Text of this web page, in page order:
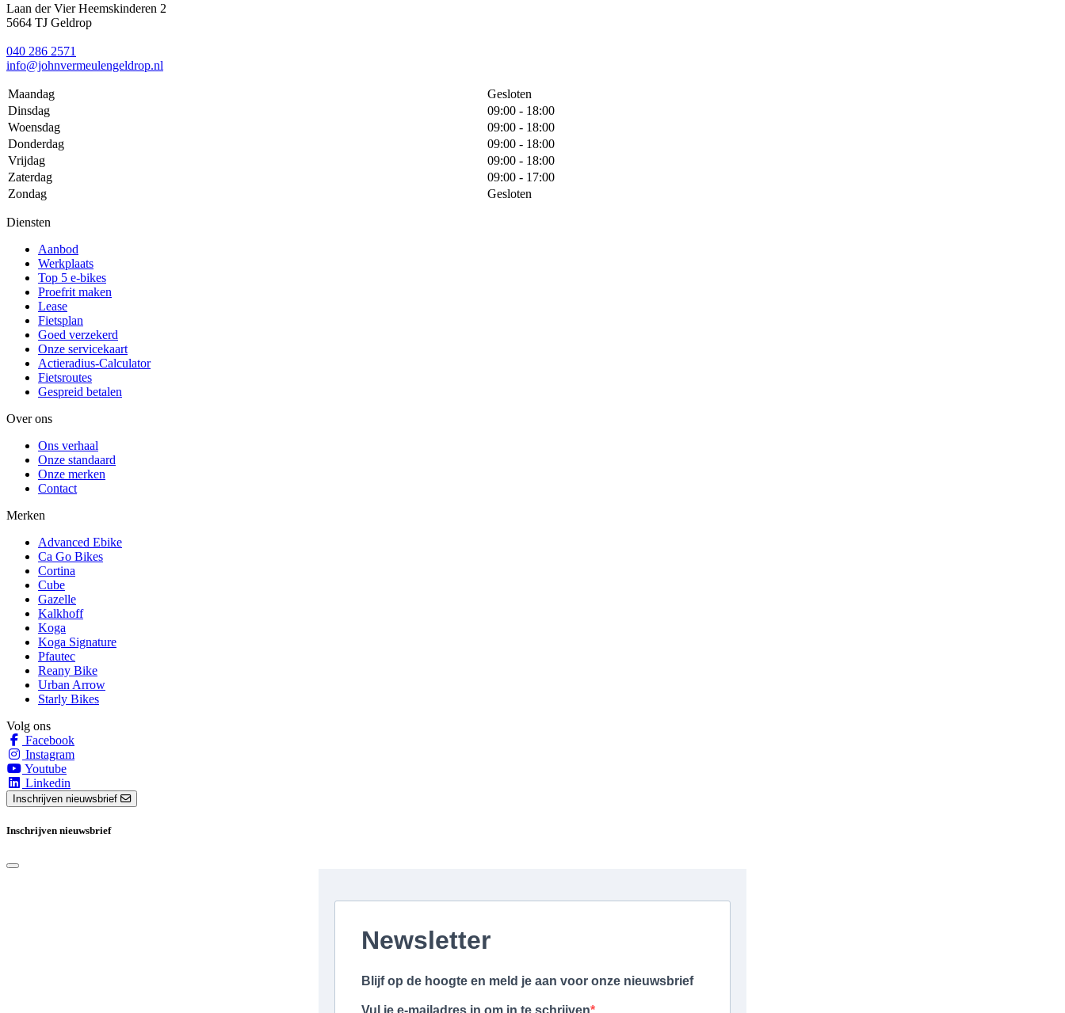
Laan der Vier Heemskinderen 2
5664 TJ Geldrop
040 286 2571
info@johnvermeulengeldrop.nl
Maandag
Gesloten
Dinsdag
09:00 - 18:00
Woensdag
09:00 - 18:00
Donderdag
09:00 - 18:00
Vrijdag
09:00 - 18:00
Zaterdag
09:00 - 17:00
Zondag
Gesloten
Diensten
Aanbod
Werkplaats
Top 5 e-bikes
Proefrit maken
Lease
Fietsplan
Goed verzekerd
Onze servicekaart
Actieradius-Calculator
Fietsroutes
Gespreid betalen
Over ons
Ons verhaal
Onze standaard
Onze merken
Contact
Merken
Advanced Ebike
Ca Go Bikes
Cortina
Cube
Gazelle
Kalkhoff
Koga
Koga Signature
Pfautec
Reany Bike
Urban Arrow
Starly Bikes
Volg ons
Facebook
Instagram
Youtube
Linkedin
Inschrijven nieuwsbrief
Inschrijven nieuwsbrief